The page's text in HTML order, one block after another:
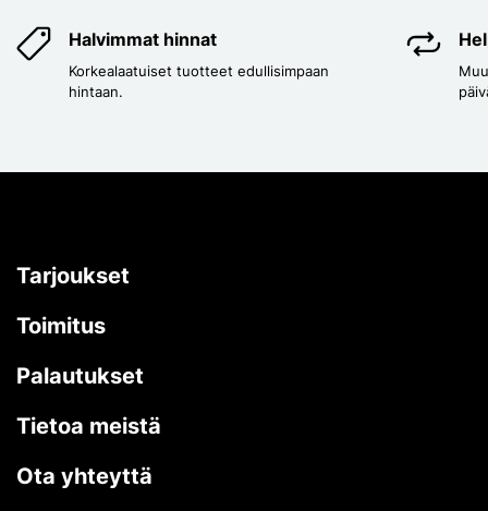
Halvimmat hinnat
Korkealaatuiset tuotteet edullisimpaan
hintaan.
Tarjoukset
Toimitus
Palautukset
Tietoa meistä
Ota yhteyttä